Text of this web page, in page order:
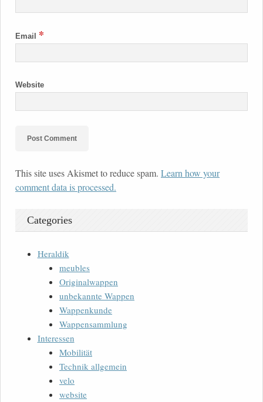
Email *
Website
This site uses Akismet to reduce spam. Learn how your
comment data is processed.
Categories
Heraldik
meubles
Originalwappen
unbekannte Wappen
Wappenkunde
Wappensammlung
Interessen
Mobilität
Technik allgemein
velo
website